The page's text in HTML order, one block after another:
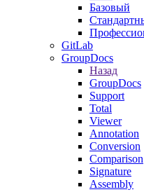
Базовый
GitLab
GroupDocs
Назад
GroupDocs
Support
Total
Viewer
Annotation
Conversion
Comparison
Signature
Assembly